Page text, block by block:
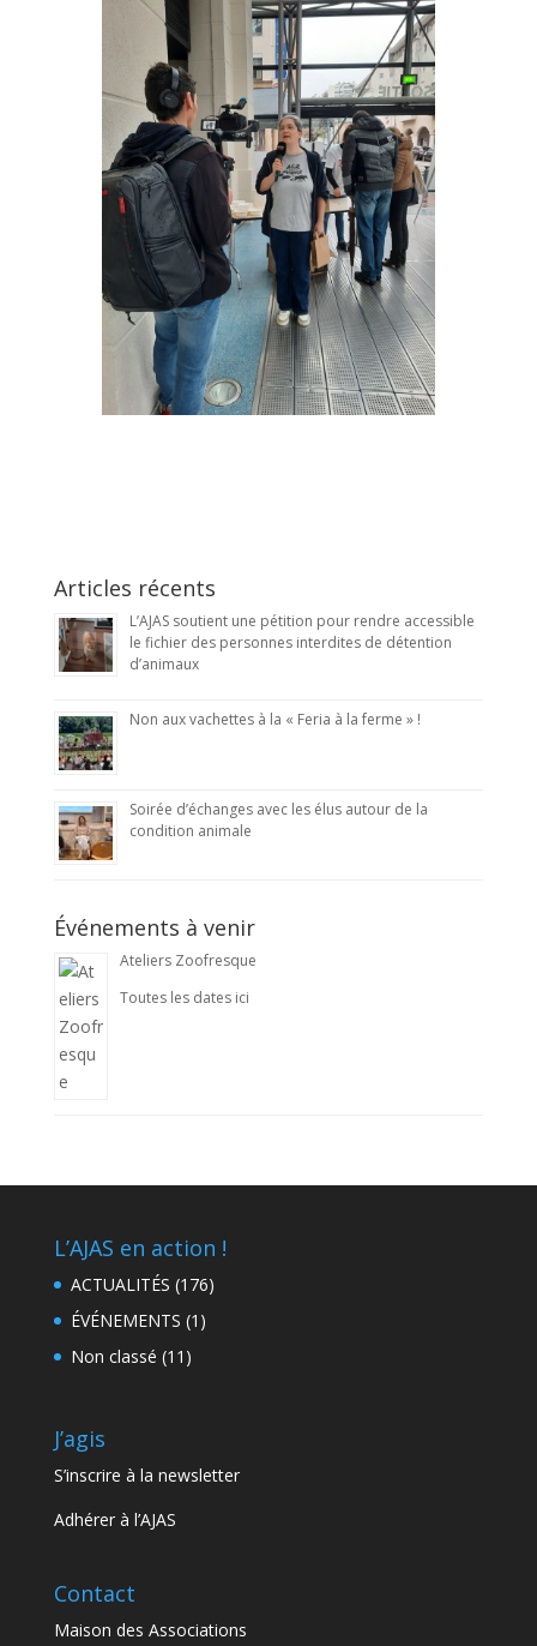
Articles récents
L’AJAS soutient une pétition pour rendre accessible
le fichier des personnes interdites de détention
d’animaux
Non aux vachettes à la « Feria à la ferme » !
Soirée d’échanges avec les élus autour de la
condition animale
Événements à venir
Ateliers Zoofresque
Toutes les dates ici
L’AJAS en action !
ACTUALITÉS (176)
ÉVÉNEMENTS (1)
Non classé (11)
J’agis
S’inscrire à la newsletter
Adhérer à l’AJAS
Contact
Maison des Associations